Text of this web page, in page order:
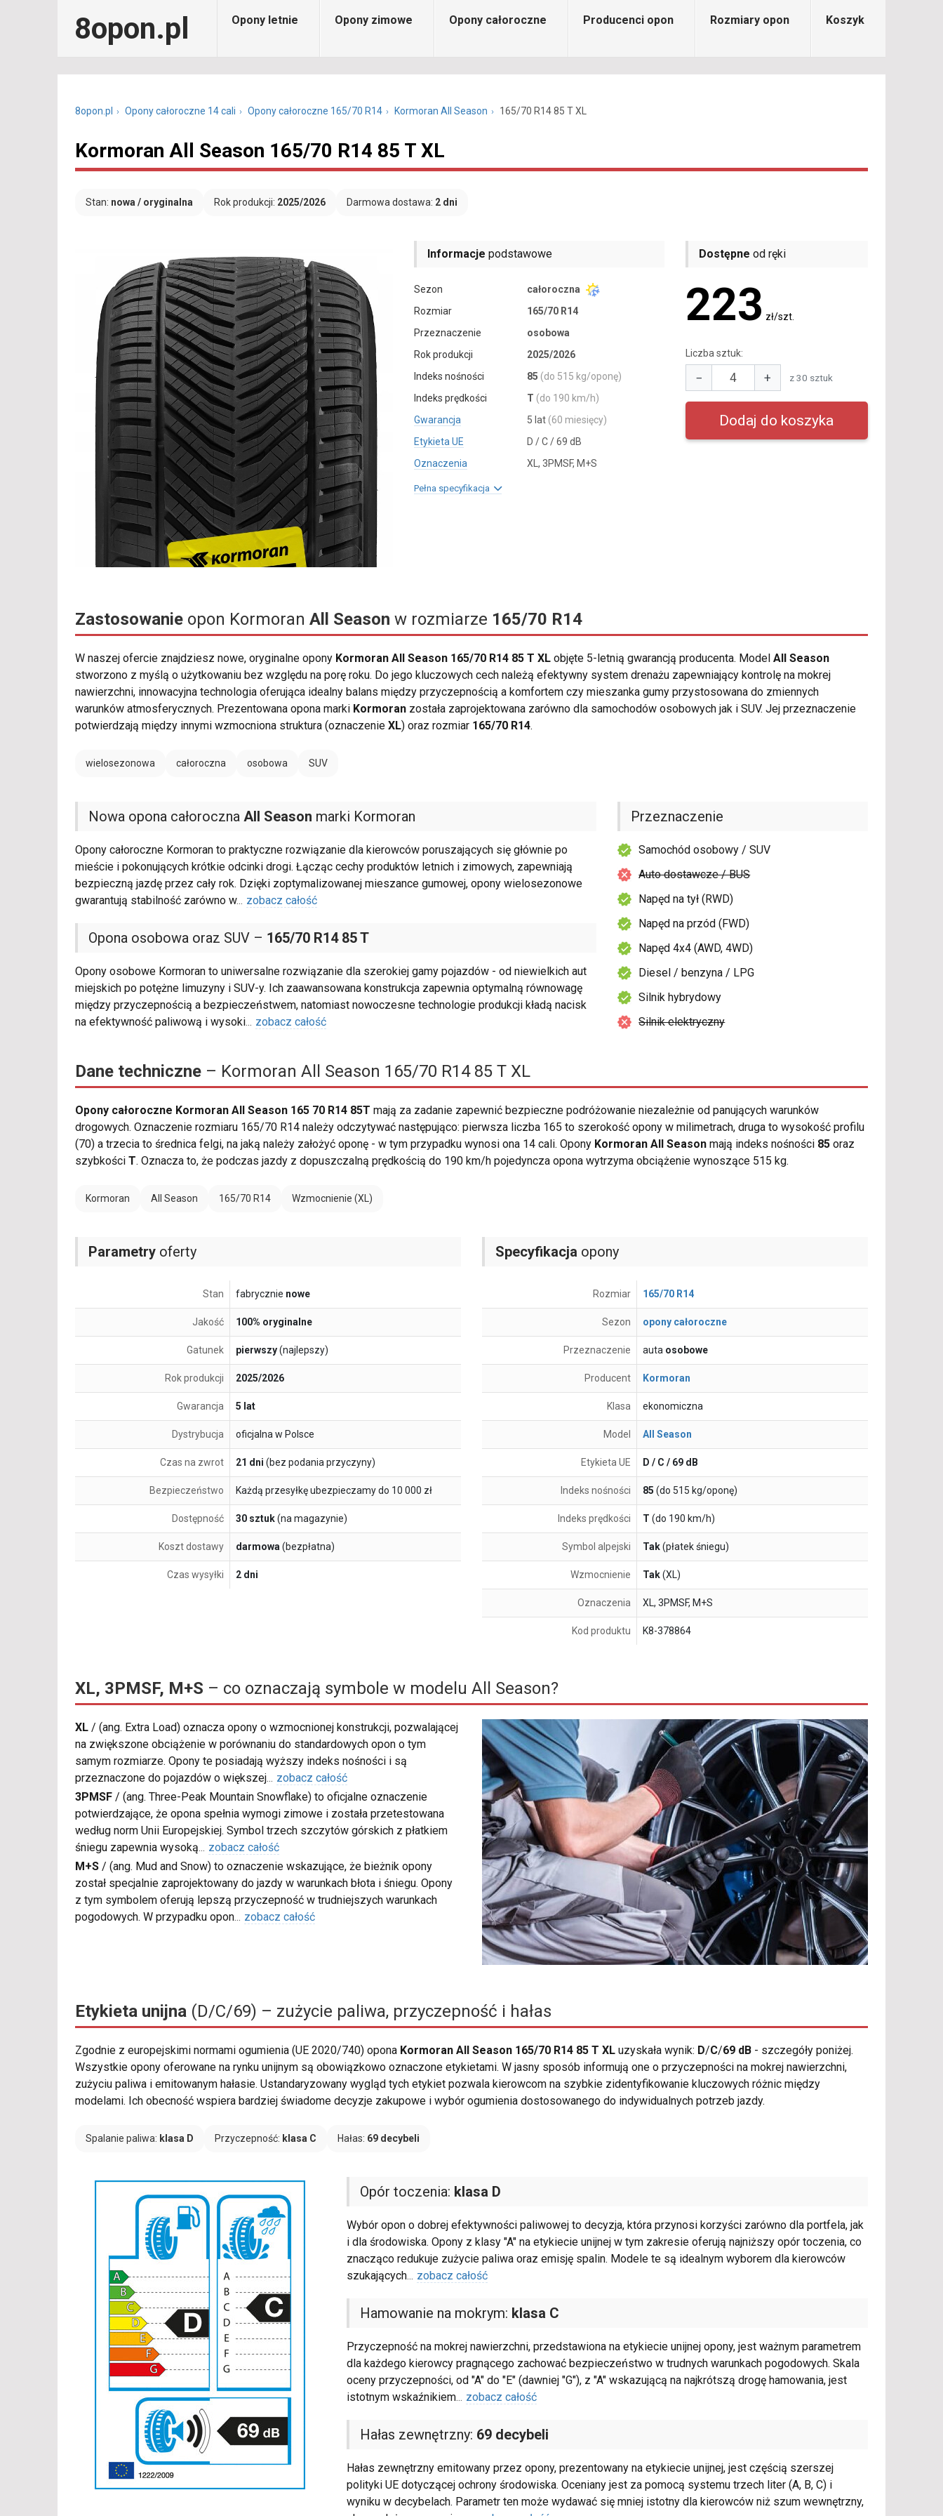
8opon.pl Opony letnie Opony zimowe Opony całoroczne Producenci opon Rozmiary opon Koszyk
8opon.pl Opony całoroczne 14 cali Opony całoroczne 165/70 R14 Kormoran All Season 165/70 R14 85 T XL
Kormoran All Season 165/70 R14 85 T XL
Stan: nowa / oryginalna Rok produkcji: 2025/2026 Darmowa dostawa: 2 dni
Informacje podstawowe
Sezon
całoroczna
Rozmiar
165/70 R14
Przeznaczenie
osobowa
Rok produkcji
2025/2026
Indeks nośności
85 (do 515 kg/oponę)
Indeks prędkości
T (do 190 km/h)
Gwarancja
5 lat (60 miesięcy)
Etykieta UE
D / C / 69 dB
Oznaczenia
XL, 3PMSF, M+S
Pełna specyfikacja
Dostępne od ręki
223 zł/szt.
Liczba sztuk:
− + z 30 sztuk
Zastosowanie opon Kormoran All Season w rozmiarze 165/70 R14
W naszej ofercie znajdziesz nowe, oryginalne opony Kormoran All Season 165/70 R14 85 T XL objęte 5-letnią gwarancją producenta. Model All Season
stworzono z myślą o użytkowaniu bez względu na porę roku. Do jego kluczowych cech należą efektywny system drenażu zapewniający kontrolę na mokrej
nawierzchni, innowacyjna technologia oferująca idealny balans między przyczepnością a komfortem czy mieszanka gumy przystosowana do zmiennych
warunków atmosferycznych. Prezentowana opona marki Kormoran została zaprojektowana zarówno dla samochodów osobowych jak i SUV. Jej przeznaczenie
potwierdzają między innymi wzmocniona struktura (oznaczenie XL) oraz rozmiar 165/70 R14.
wielosezonowa całoroczna osobowa SUV
Nowa opona całoroczna All Season marki Kormoran
Opony całoroczne Kormoran to praktyczne rozwiązanie dla kierowców poruszających się głównie po
mieście i pokonujących krótkie odcinki drogi. Łącząc cechy produktów letnich i zimowych, zapewniają
bezpieczną jazdę przez cały rok. Dzięki zoptymalizowanej mieszance gumowej, opony wielosezonowe
gwarantują stabilność zarówno w... zobacz całość
Opona osobowa oraz SUV – 165/70 R14 85 T
Opony osobowe Kormoran to uniwersalne rozwiązanie dla szerokiej gamy pojazdów - od niewielkich aut
miejskich po potężne limuzyny i SUV-y. Ich zaawansowana konstrukcja zapewnia optymalną równowagę
między przyczepnością a bezpieczeństwem, natomiast nowoczesne technologie produkcji kładą nacisk
na efektywność paliwową i wysoki... zobacz całość
Przeznaczenie
Samochód osobowy / SUV
Auto dostawcze / BUS
Napęd na tył (RWD)
Napęd na przód (FWD)
Napęd 4x4 (AWD, 4WD)
Diesel / benzyna / LPG
Silnik hybrydowy
Silnik elektryczny
Dane techniczne – Kormoran All Season 165/70 R14 85 T XL
Opony całoroczne Kormoran All Season 165 70 R14 85T mają za zadanie zapewnić bezpieczne podróżowanie niezależnie od panujących warunków
drogowych. Oznaczenie rozmiaru 165/70 R14 należy odczytywać następująco: pierwsza liczba 165 to szerokość opony w milimetrach, druga to wysokość profilu
(70) a trzecia to średnica felgi, na jaką należy założyć oponę - w tym przypadku wynosi ona 14 cali. Opony Kormoran All Season mają indeks nośności 85 oraz
szybkości T. Oznacza to, że podczas jazdy z dopuszczalną prędkością do 190 km/h pojedyncza opona wytrzyma obciążenie wynoszące 515 kg.
Kormoran All Season 165/70 R14 Wzmocnienie (XL)
Parametry oferty
Stan fabrycznie nowe
Jakość 100% oryginalne
Gatunek pierwszy(najlepszy)
Rok produkcji 2025/2026
Gwarancja 5 lat
Dystrybucja oficjalna w Polsce
Czas na zwrot 21 dni (bez podania przyczyny)
Bezpieczeństwo Każdą przesyłkę ubezpieczamy do 10 000 zł
Dostępność 30 sztuk(na magazynie)
Koszt dostawy darmowa(bezpłatna)
Czas wysyłki 2 dni
Specyfikacja opony
Rozmiar 165/70 R14
Sezon opony całoroczne
Przeznaczenie auta osobowe
Producent Kormoran
Klasa ekonomiczna
Model All Season
Etykieta UE D / C / 69 dB
Indeks nośności 85 (do 515 kg/oponę)
Indeks prędkości T (do 190 km/h)
Symbol alpejski Tak(płatek śniegu)
Wzmocnienie Tak(XL)
Oznaczenia XL, 3PMSF, M+S
Kod produktu K8-378864
XL, 3PMSF, M+S – co oznaczają symbole w modelu All Season?
XL / (ang. Extra Load) oznacza opony o wzmocnionej konstrukcji, pozwalającej
na zwiększone obciążenie w porównaniu do standardowych opon o tym
samym rozmiarze. Opony te posiadają wyższy indeks nośności i są
przeznaczone do pojazdów o większej... zobacz całość
3PMSF / (ang. Three-Peak Mountain Snowflake) to oficjalne oznaczenie
potwierdzające, że opona spełnia wymogi zimowe i została przetestowana
według norm Unii Europejskiej. Symbol trzech szczytów górskich z płatkiem
śniegu zapewnia wysoką... zobacz całość
M+S / (ang. Mud and Snow) to oznaczenie wskazujące, że bieżnik opony
został specjalnie zaprojektowany do jazdy w warunkach błota i śniegu. Opony
z tym symbolem oferują lepszą przyczepność w trudniejszych warunkach
pogodowych. W przypadku opon... zobacz całość
Etykieta unijna (D/C/69) – zużycie paliwa, przyczepność i hałas
Zgodnie z europejskimi normami ogumienia (UE 2020/740) opona Kormoran All Season 165/70 R14 85 T XL uzyskała wynik: D/C/69 dB - szczegóły poniżej.
Wszystkie opony oferowane na rynku unijnym są obowiązkowo oznaczone etykietami. W jasny sposób informują one o przyczepności na mokrej nawierzchni,
zużyciu paliwa i emitowanym hałasie. Ustandaryzowany wygląd tych etykiet pozwala kierowcom na szybkie zidentyfikowanie kluczowych różnic między
modelami. Ich obecność wspiera bardziej świadome decyzje zakupowe i wybór ogumienia dostosowanego do indywidualnych potrzeb jazdy.
Spalanie paliwa: klasa D Przyczepność: klasa C Hałas: 69 decybeli
Opór toczenia: klasa D
Wybór opon o dobrej efektywności paliwowej to decyzja, która przynosi korzyści zarówno dla portfela, jak
i dla środowiska. Opony z klasy "A" na etykiecie unijnej w tym zakresie oferują najniższy opór toczenia, co
znacząco redukuje zużycie paliwa oraz emisję spalin. Modele te są idealnym wyborem dla kierowców
szukających... zobacz całość
Hamowanie na mokrym: klasa C
Przyczepność na mokrej nawierzchni, przedstawiona na etykiecie unijnej opony, jest ważnym parametrem
dla każdego kierowcy pragnącego zachować bezpieczeństwo w trudnych warunkach pogodowych. Skala
oceny przyczepności, od "A" do "E" (dawniej "G"), z "A" wskazującą na najkrótszą drogę hamowania, jest
istotnym wskaźnikiem... zobacz całość
Hałas zewnętrzny: 69 decybeli
Hałas zewnętrzny emitowany przez opony, prezentowany na etykiecie unijnej, jest częścią szerszej
polityki UE dotyczącej ochrony środowiska. Oceniany jest za pomocą systemu trzech liter (A, B, C) i
wyniku w decybelach. Parametr ten może wydawać się mniej istotny dla kierowców niż szum wewnętrzny,